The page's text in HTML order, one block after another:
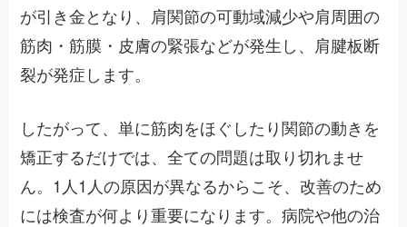
が引き金となり、肩関節の可動域減少や肩周囲の
筋肉・筋膜・皮膚の緊張などが発生し、肩腱板断
裂が発症します。
したがって、単に筋肉をほぐしたり関節の動きを
矯正するだけでは、全ての問題は取り切れませ
ん。1人1人の原因が異なるからこそ、改善のため
には検査が何より重要になります。病院や他の治